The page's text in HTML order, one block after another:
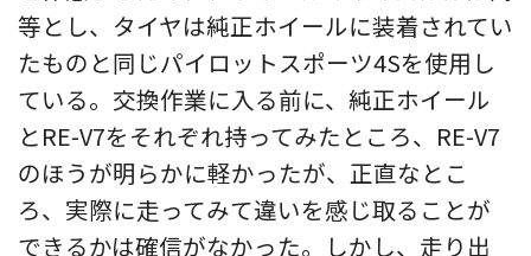
等とし、タイヤは純正ホイールに装着されてい
たものと同じパイロットスポーツ4Sを使用し
ている。交換作業に入る前に、純正ホイール
とRE-V7をそれぞれ持ってみたところ、RE-V7
のほうが明らかに軽かったが、正直なとこ
ろ、実際に走ってみて違いを感じ取ることが
できるかは確信がなかった。しかし、走り出